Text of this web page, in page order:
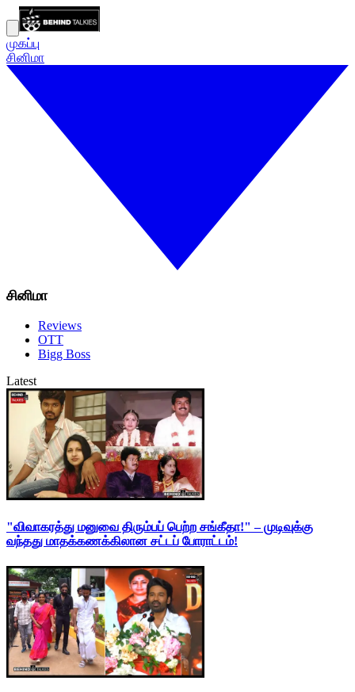
முகப்பு
சினிமா
சினிமா
Reviews
OTT
Bigg Boss
Latest
"விவாகரத்து மனுவை திரும்பப் பெற்ற சங்கீதா!" – முடிவுக்கு
வந்தது மாதக்கணக்கிலான சட்டப் போராட்டம்!